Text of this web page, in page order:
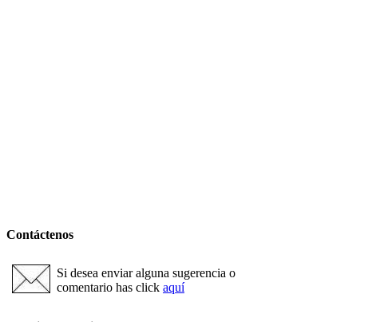
Contáctenos
Si desea enviar alguna sugerencia o
comentario has click aquí